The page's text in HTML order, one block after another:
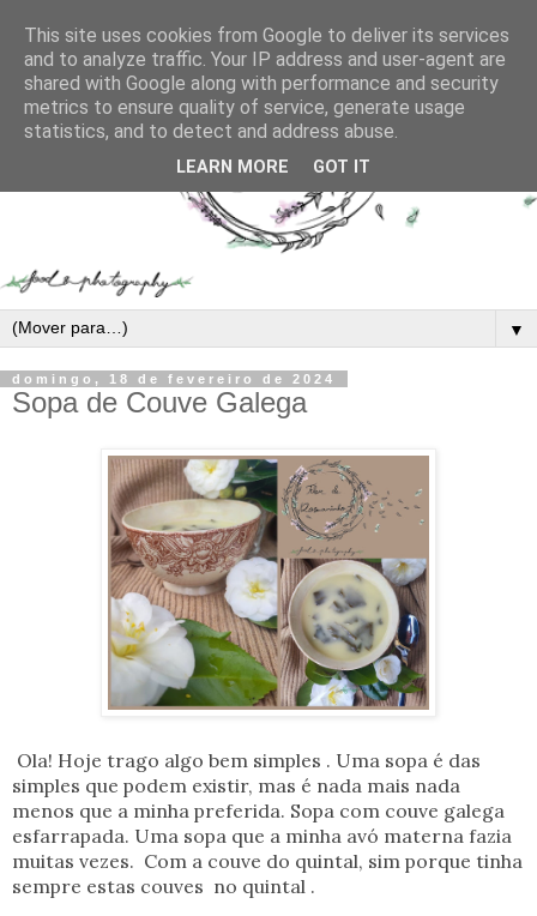
▼
domingo, 18 de fevereiro de 2024
Sopa de Couve Galega
Ola! Hoje trago algo bem simples . Uma sopa é das
simples que podem existir, mas é nada mais nada
menos que a minha preferida. Sopa com couve galega
esfarrapada. Uma sopa que a minha avó materna fazia
muitas vezes. Com a couve do quintal, sim porque tinha
sempre estas couves no quintal .
This site uses cookies from Google to deliver its services
and to analyze traffic. Your IP address and user-agent are
shared with Google along with performance and security
metrics to ensure quality of service, generate usage
statistics, and to detect and address abuse.
LEARN MORE GOT IT